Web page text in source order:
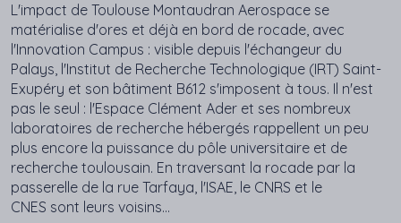
L'impact de Toulouse Montaudran Aerospace se
matérialise d'ores et déjà en bord de rocade, avec
l'Innovation Campus : visible depuis l'échangeur du
Palays, l'Institut de Recherche Technologique (IRT) Saint-
Exupéry et son bâtiment B612 s'imposent à tous. Il n'est
pas le seul : l'Espace Clément Ader et ses nombreux
laboratoires de recherche hébergés rappellent un peu
plus encore la puissance du pôle universitaire et de
recherche toulousain. En traversant la rocade par la
passerelle de la rue Tarfaya, l'ISAE, le CNRS et le
CNES sont leurs voisins...